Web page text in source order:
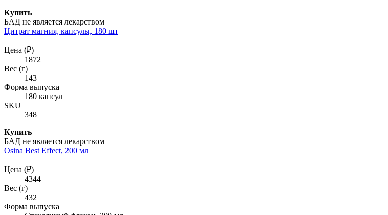
Купить
БАД не является лекарством
Цитрат магния, капсулы, 180 шт
Цена (₽)
1872
Вес (г)
143
Форма выпуска
180 капсул
SKU
348
Купить
БАД не является лекарством
Osina Best Effect, 200 мл
Цена (₽)
4344
Вес (г)
432
Форма выпуска